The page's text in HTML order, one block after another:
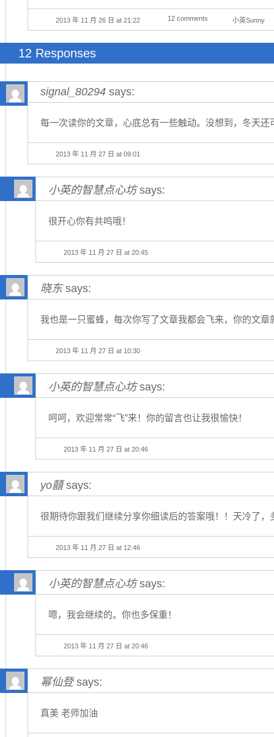
2013 年 11 月 26 日 at 21:22 12 comments 小英Sunny
12 Responses
signal_80294 says:
每一次读你的文章，心底总有一些触动。没想到，冬天还
2013 年 11 月 27 日 at 09:01
小英的智慧点心坊 says:
很开心你有共鸣哦！
2013 年 11 月 27 日 at 20:45
晓东 says:
我也是一只蜜蜂，每次你写了文章我都会飞来，你的文章
2013 年 11 月 27 日 at 10:30
小英的智慧点心坊 says:
呵呵，欢迎常常“飞”来！你的留言也让我很愉快！
2013 年 11 月 27 日 at 20:46
yo囍 says:
很期待你跟我们继续分享你细读后的答案哦！！天冷了，
2013 年 11 月 27 日 at 12:46
小英的智慧点心坊 says:
嗯，我会继续的。你也多保重！
2013 年 11 月 27 日 at 20:46
幂仙登 says:
真美 老师加油